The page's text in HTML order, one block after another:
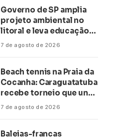
Governo de SP amplia
projeto ambiental no
litoral e leva educação
climática a escolas de 16
7 de agosto de 2026
Beach tennis na Praia da
Cocanha: Caraguatatuba
recebe torneio que une
esporte, lazer e mar
7 de agosto de 2026
Baleias-francas